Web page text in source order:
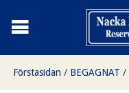
Förstasidan / BEGAGNAT /